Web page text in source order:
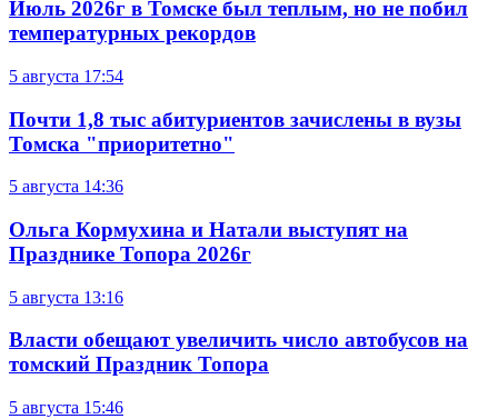
Июль 2026г в Томске был теплым, но не побил
температурных рекордов
5 августа 17:54
Почти 1,8 тыс абитуриентов зачислены в вузы
Томска "приоритетно"
5 августа 14:36
Ольга Кормухина и Натали выступят на
Празднике Топора 2026г
5 августа 13:16
Власти обещают увеличить число автобусов на
томский Праздник Топора
5 августа 15:46